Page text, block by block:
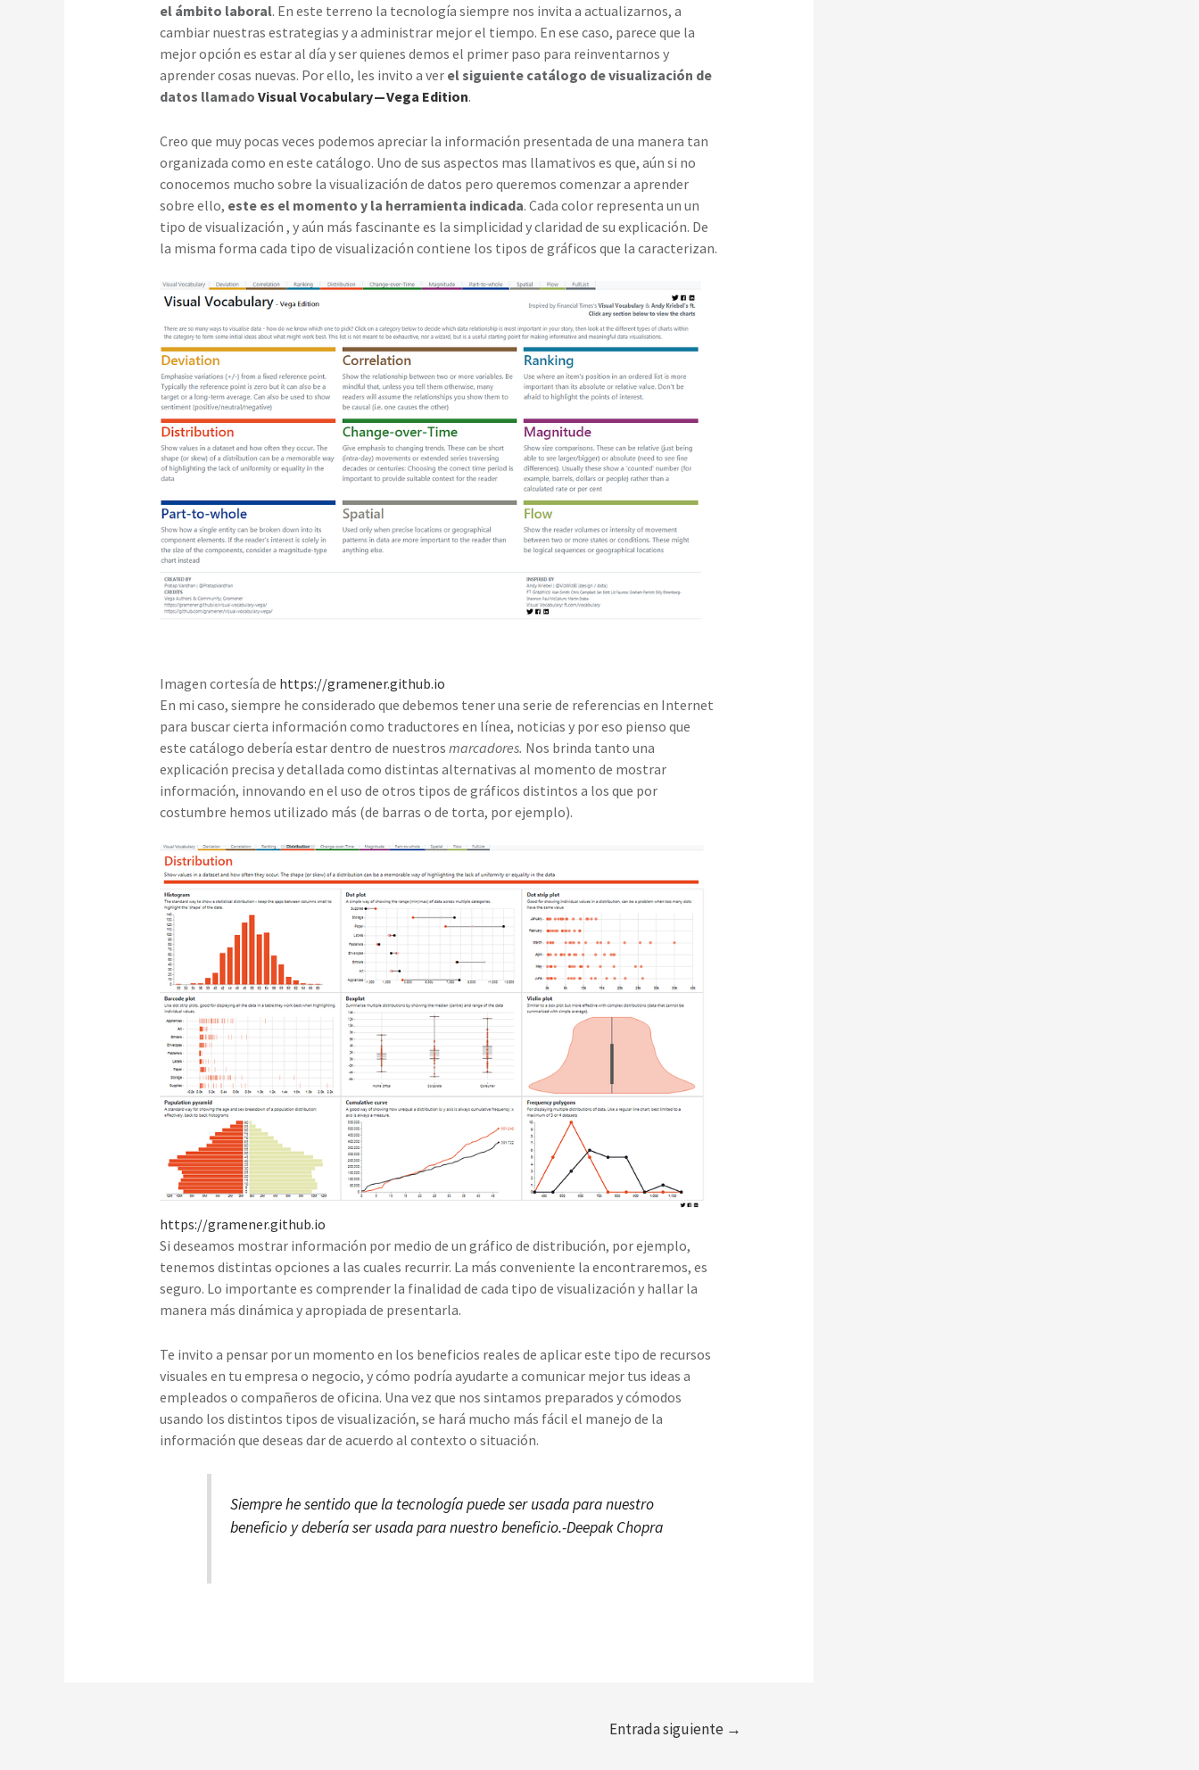
el ámbito laboral. En este terreno la tecnología siempre nos invita a actualizarnos, a
cambiar nuestras estrategias y a administrar mejor el tiempo. En ese caso, parece que la
mejor opción es estar al día y ser quienes demos el primer paso para reinventarnos y
aprender cosas nuevas. Por ello, les invito a ver el siguiente catálogo de visualización de
datos llamado Visual Vocabulary — Vega Edition.
Creo que muy pocas veces podemos apreciar la información presentada de una manera tan
organizada como en este catálogo. Uno de sus aspectos mas llamativos es que, aún si no
conocemos mucho sobre la visualización de datos pero queremos comenzar a aprender
sobre ello, este es el momento y la herramienta indicada. Cada color representa un un
tipo de visualización , y aún más fascinante es la simplicidad y claridad de su explicación. De
la misma forma cada tipo de visualización contiene los tipos de gráficos que la caracterizan.
Imagen cortesía de https://gramener.github.io
En mi caso, siempre he considerado que debemos tener una serie de referencias en Internet
para buscar cierta información como traductores en línea, noticias y por eso pienso que
este catálogo debería estar dentro de nuestros marcadores. Nos brinda tanto una
explicación precisa y detallada como distintas alternativas al momento de mostrar
información, innovando en el uso de otros tipos de gráficos distintos a los que por
costumbre hemos utilizado más (de barras o de torta, por ejemplo).
https://gramener.github.io
Si deseamos mostrar información por medio de un gráfico de distribución, por ejemplo,
tenemos distintas opciones a las cuales recurrir. La más conveniente la encontraremos, es
seguro. Lo importante es comprender la finalidad de cada tipo de visualización y hallar la
manera más dinámica y apropiada de presentarla.
Te invito a pensar por un momento en los beneficios reales de aplicar este tipo de recursos
visuales en tu empresa o negocio, y cómo podría ayudarte a comunicar mejor tus ideas a
empleados o compañeros de oficina. Una vez que nos sintamos preparados y cómodos
usando los distintos tipos de visualización, se hará mucho más fácil el manejo de la
información que deseas dar de acuerdo al contexto o situación.
Siempre he sentido que la tecnología puede ser usada para nuestro
beneficio y debería ser usada para nuestro beneficio.-Deepak Chopra
Entrada siguiente →